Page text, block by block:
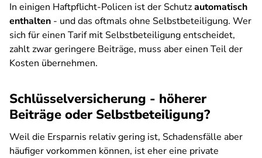
In einigen Haftpflicht-Policen ist der Schutzautomatisch
enthalten - und das oftmals ohne Selbstbeteiligung. Wer
sich für einen Tarif mit Selbstbeteiligung entscheidet,
zahlt zwar geringere Beiträge, muss aber einen Teil der
Kosten übernehmen.
Schlüsselversicherung - höherer
Beiträge oder Selbstbeteiligung?
Weil die Ersparnis relativ gering ist, Schadensfälle aber
häufiger vorkommen können, ist eher eine private